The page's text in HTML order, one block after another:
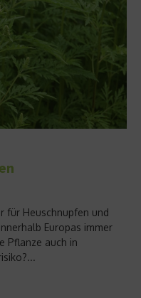
für Heuschnupfen und
Europas immer
Pflanze auch in